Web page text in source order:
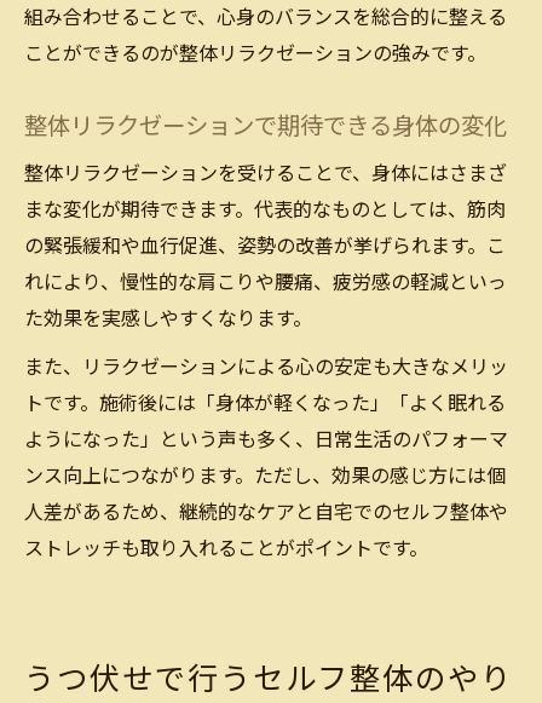
組み合わせることで、心身のバランスを総合的に整える
ことができるのが整体リラクゼーションの強みです。
整体リラクゼーションで期待できる身体の変化
整体リラクゼーションを受けることで、身体にはさまざ
まな変化が期待できます。代表的なものとしては、筋肉
の緊張緩和や血行促進、姿勢の改善が挙げられます。こ
れにより、慢性的な肩こりや腰痛、疲労感の軽減といっ
た効果を実感しやすくなります。
また、リラクゼーションによる心の安定も大きなメリッ
トです。施術後には「身体が軽くなった」「よく眠れる
ようになった」という声も多く、日常生活のパフォーマ
ンス向上につながります。ただし、効果の感じ方には個
人差があるため、継続的なケアと自宅でのセルフ整体や
ストレッチも取り入れることがポイントです。
うつ伏せで行うセルフ整体のやり